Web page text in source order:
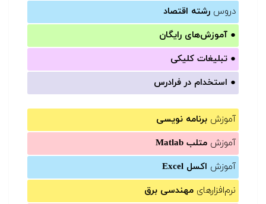
دروس رشته اقتصاد
● آموزش‌های رایگان
● تبلیغات کلیکی
● استخدام در فرادرس
آموزش برنامه نویسی
آموزش متلب Matlab
آموزش اکسل Excel
نرم‌افزارهای مهندسی برق